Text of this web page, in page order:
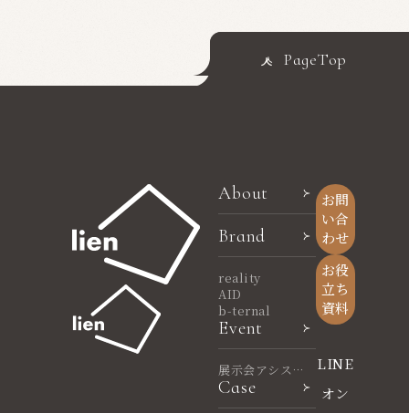
PageTop
About
Brand
reality
AID
b-ternal
Event
展示会アシスタ
ント
Case
お問
い合
わせ
お役
立ち
資料
LINE
オン